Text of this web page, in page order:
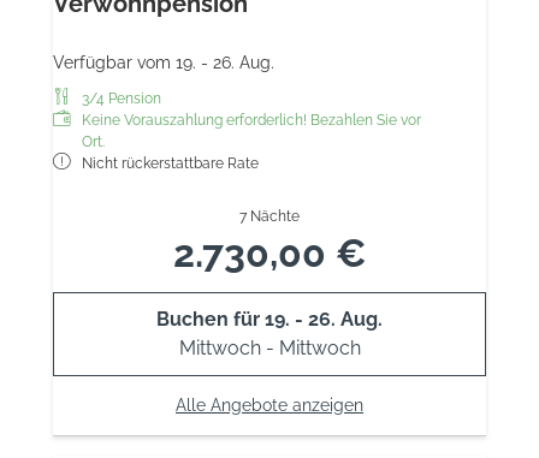
Verfügbar vom 19. - 26. Aug.
3/4 Pension
Keine Vorauszahlung erforderlich! Bezahlen Sie vor
Ort.
Nicht rückerstattbare Rate
7 Nächte
2.730,00 €
Buchen für 19. - 26. Aug.
Mittwoch - Mittwoch
Alle Angebote anzeigen